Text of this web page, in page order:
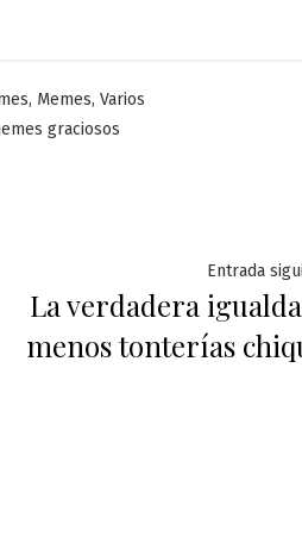
, Memes, Varios
graciosos
Entrada
La verdadera
menos tonterías